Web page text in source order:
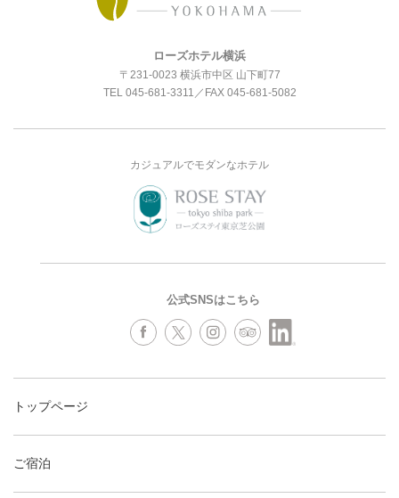
ローズホテル横浜
〒231-0023 横浜市中区 山下町77
TEL 045-681-3311 ／FAX 045-681-5082
カジュアルでモダンなホテル
公式SNSはこちら
トップページ
ご宿泊